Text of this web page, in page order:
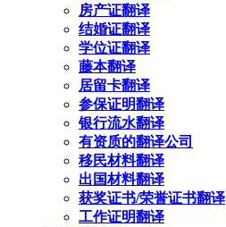
房产证翻译
结婚证翻译
学位证翻译
藤本翻译
居留卡翻译
参保证明翻译
银行流水翻译
有资质的翻译公司
移民材料翻译
出国材料翻译
获奖证书/荣誉证书翻译
工作证明翻译